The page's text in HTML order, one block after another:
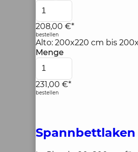
208,00 €*
bestellen
Alto: 200x220 cm bis
Menge
231,00 €*
bestellen